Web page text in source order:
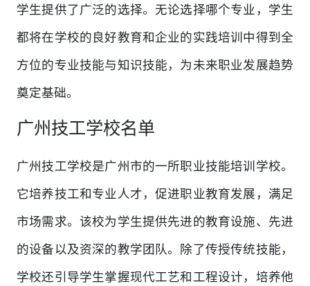
学生提供了广泛的选择。无论选择哪个专业，学生
都将在学校的良好教育和企业的实践培训中得到全
方位的专业技能与知识技能，为未来职业发展趋势
奠定基础。
广州技工学校名单
广州技工学校是广州市的一所职业技能培训学校。
它培养技工和专业人才，促进职业教育发展，满足
市场需求。该校为学生提供先进的教育设施、先进
的设备以及资深的教学团队。除了传授传统技能，
学校还引导学生掌握现代工艺和工程设计，培养他